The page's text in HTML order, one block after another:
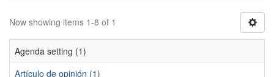
Now showing items 1-8 of 1
Agenda setting (1)
Artículo de opinión (1)